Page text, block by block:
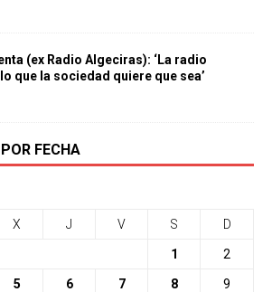
(ex Radio Algeciras): ‘La radio
que la sociedad quiere que sea’
FECHA
X J V S D
1 2
5 6 7 8 9